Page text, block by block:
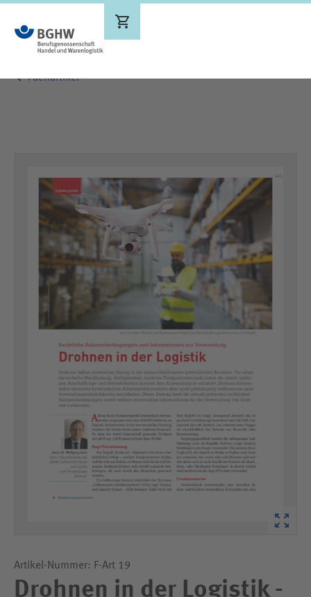
Ergebnisse werden aktualisiert
Fachartikel
Artikel-Nummer: F-Art 19
Drohnen in der Logistik -